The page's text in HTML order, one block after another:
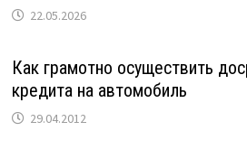
22.05.2026
Как грамотно осуществить
кредита на автомобиль
29.04.2012